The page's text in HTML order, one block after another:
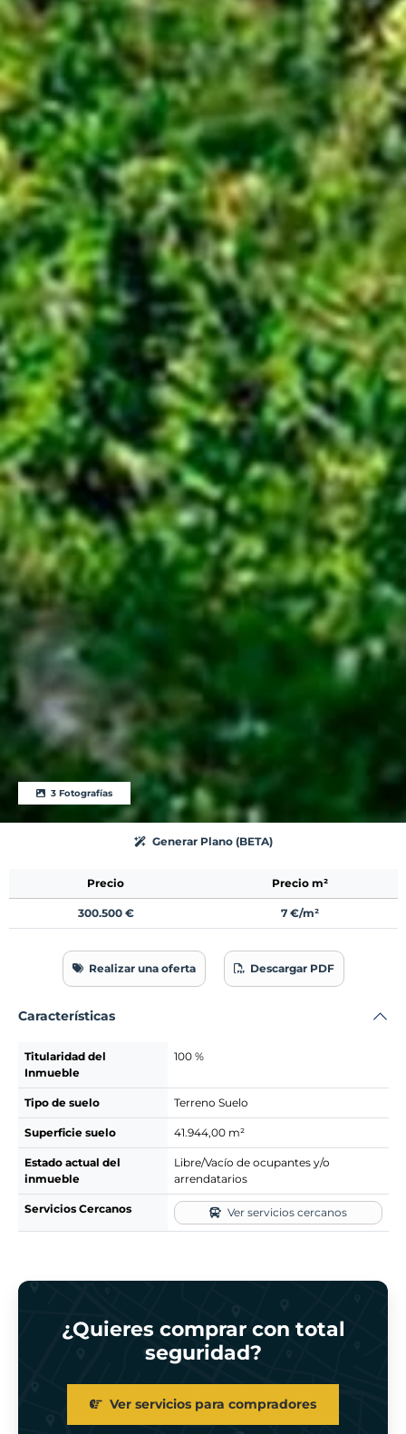
3 Fotografías
Generar Plano (BETA)
Precio Precio m²
300.500 € 7 €/m²
Realizar una oferta Descargar PDF
Características
Titularidad del
Inmueble
100 %
Tipo de suelo Terreno Suelo
Superficie suelo 41.944,00 m²
Estado actual del
inmueble
Libre/Vacío de ocupantes y/o
arrendatarios
Servicios Cercanos Ver servicios cercanos
¿Quieres comprar con total
seguridad?
Ver servicios para compradores